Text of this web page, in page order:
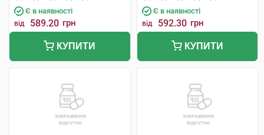
Є в наявності
від 589.20 грн
КУПИТИ
Є в наявності
від 592.30 грн
КУПИТИ